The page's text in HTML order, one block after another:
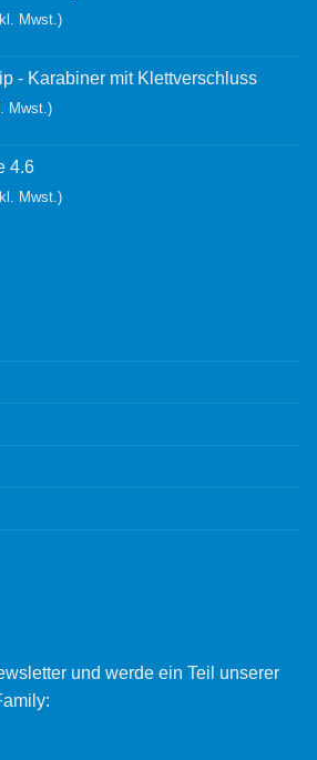
Mwst.)
- Karabiner mit Klettverschluss
Mwst.)
4.6
Mwst.)
und werde ein Teil unserer